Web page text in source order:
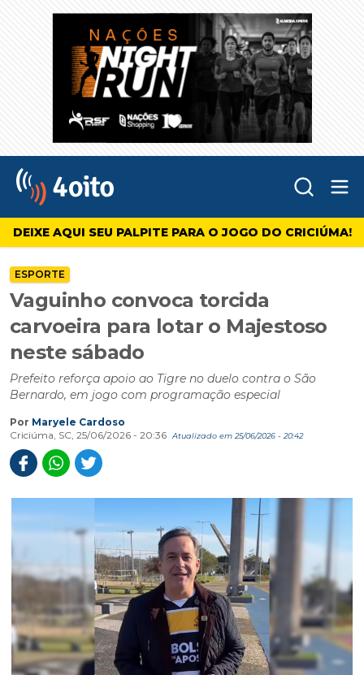
4oito
DEIXE AQUI SEU PALPITE PARA O JOGO DO CRICIÚMA!
ESPORTE
Vaguinho convoca torcida
carvoeira para lotar o Majestoso
neste sábado
Prefeito reforça apoio ao Tigre no duelo contra o São
Bernardo, em jogo com programação especial
Por Maryele Cardoso
Criciúma, SC, 25/06/2026 - 20:36
Atualizado em 25/06/2026 - 20:42